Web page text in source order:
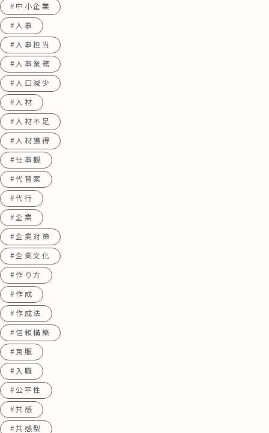
#中小企業
#人事
#人事担当
#人事業務
#人口減少
#人材
#人材不足
#人材獲得
#仕事観
#代替案
#代行
#企業
#企業対策
#企業文化
#作り方
#作成
#作成法
#信頼構築
#克服
#入職
#公平性
#共感
#共感型